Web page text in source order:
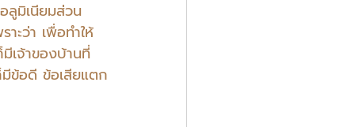
ลูมิเนียมส่วน
ะว่า เพื่อทำให้
เจ้าของบ้านที่
ข้อดี ข้อเสียแตก